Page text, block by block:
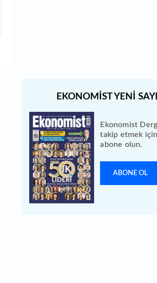
Ekonomist
takip etmek için
abone olun.
ABONE OL